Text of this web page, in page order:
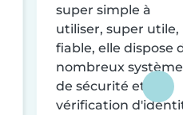
super simple à
utiliser, super utile,
fiable, elle dispose
nombreux
de sécurité et de
vérification